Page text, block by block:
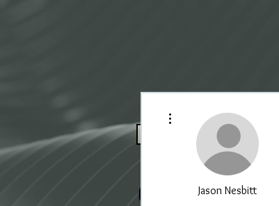
Log In / Register As Trade
Jason Nesbitt